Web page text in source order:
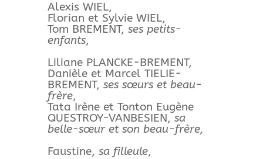
Alexis WIEL,
Florian et Sylvie WIEL,
Tom BREMENT, ses petits-
enfants,
Liliane PLANCKE-BREMENT,
Danièle et Marcel TIELIE-
BREMENT, ses sœurs et beau-
frère,
Tata Irène et Tonton Eugène
QUESTROY-VANBESIEN, sa
belle-sœur et son beau-frère,
Faustine, sa filleule,